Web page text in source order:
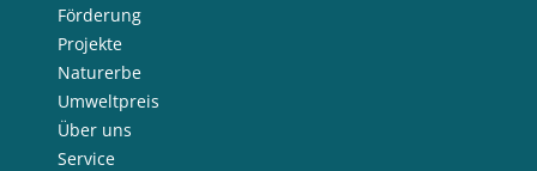
Förderung
Projekte
Naturerbe
Umweltpreis
Über uns
Service